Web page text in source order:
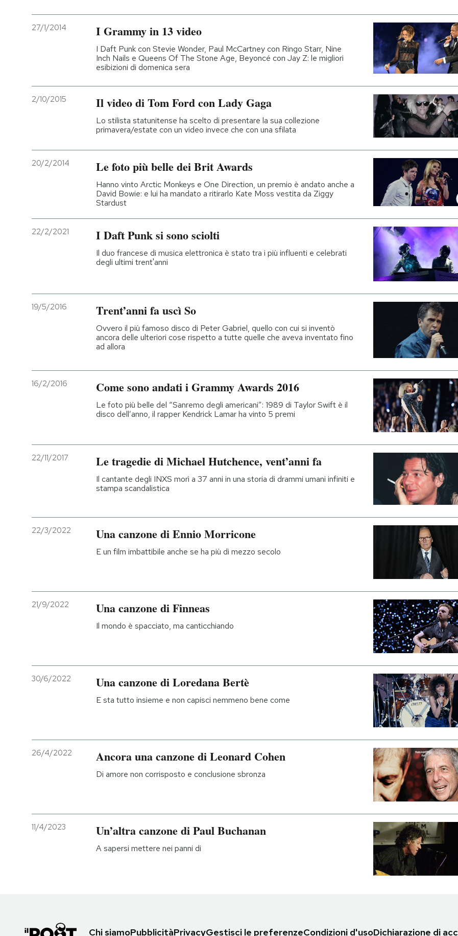
27/1/2014 I Grammy in 13 video
I Daft Punk con Stevie Wonder, Paul McCartney con Ringo Starr, Nine
Inch Nails e Queens Of The Stone Age, Beyoncé con Jay Z: le migliori
esibizioni di domenica sera
2/10/2015 Il video di Tom Ford con Lady Gaga
Lo stilista statunitense ha scelto di presentare la sua collezione
primavera/estate con un video invece che con una sfilata
20/2/2014 Le foto più belle dei Brit Awards
Hanno vinto Arctic Monkeys e One Direction, un premio è andato anche a
David Bowie: e lui ha mandato a ritirarlo Kate Moss vestita da Ziggy
Stardust
22/2/2021 I Daft Punk si sono sciolti
Il duo francese di musica elettronica è stato tra i più influenti e celebrati
degli ultimi trent'anni
19/5/2016 Trent’anni fa uscì So
Ovvero il più famoso disco di Peter Gabriel, quello con cui si inventò
ancora delle ulteriori cose rispetto a tutte quelle che aveva inventato fino
ad allora
16/2/2016 Come sono andati i Grammy Awards 2016
Le foto più belle del “Sanremo degli americani”: 1989 di Taylor Swift è il
disco dell’anno, il rapper Kendrick Lamar ha vinto 5 premi
22/11/2017 Le tragedie di Michael Hutchence, vent’anni fa
Il cantante degli INXS morì a 37 anni in una storia di drammi umani infiniti e
stampa scandalistica
22/3/2022 Una canzone di Ennio Morricone
E un film imbattibile anche se ha più di mezzo secolo
21/9/2022 Una canzone di Finneas
Il mondo è spacciato, ma canticchiando
30/6/2022 Una canzone di Loredana Bertè
E sta tutto insieme e non capisci nemmeno bene come
26/4/2022 Ancora una canzone di Leonard Cohen
Di amore non corrisposto e conclusione sbronza
11/4/2023 Un’altra canzone di Paul Buchanan
A sapersi mettere nei panni di
Chi siamoPubblicitàPrivacyGestisci le preferenzeCondizioni d'usoDichiarazione di